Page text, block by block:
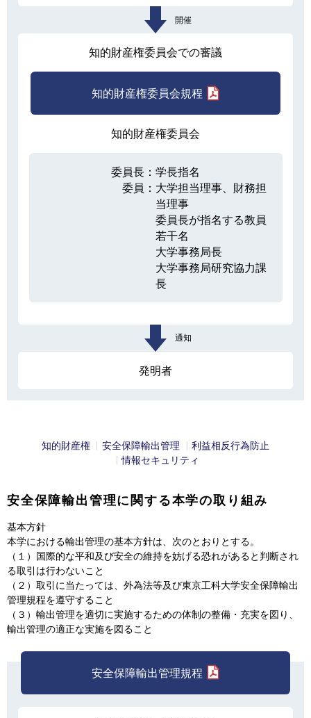
開催
知的財産権委員会での審議
知的財産権委員会規程
知的財産権委員会
委員長： 学長指名
委員： 大学担当理事、財務担
当理事
委員長が指名する教員
若干名
大学事務局長
大学事務局研究協力課
長
通知
発明者
知的財産権 安全保障輸出管理
利益相反行為防止
情報セキュリティ
安全保障輸出管理に関する本学の取り組み
基本方針
本学における輸出管理の基本方針は、次のとおりとする。
（１）国際的な平和及び安全の維持を妨げる恐れがあると判断され
る取引は行わないこと
（２）取引に当たっては、外為法等及び東京工科大学安全保障輸出
管理規程を遵守すること
（３）輸出管理を適切に実施するための体制の整備・充実を図り、
輸出管理の適正な実施を図ること
安全保障輸出管理規程